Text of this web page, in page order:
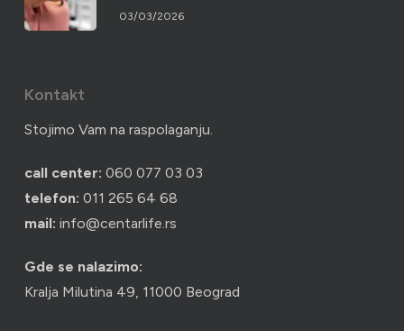
03/03/2026
Kontakt
Stojimo Vam na raspolaganju.
call center: 060 077 03 03
telefon: 011 265 64 68
mail: info@centarlife.rs
Gde se nalazimo:
Kralja Milutina 49, 11000 Beograd